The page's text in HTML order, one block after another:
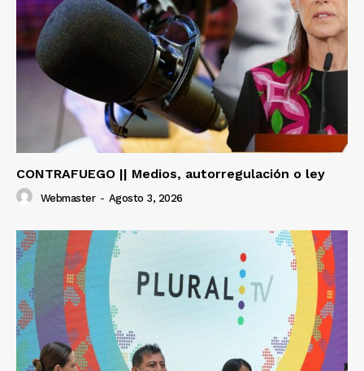
CONTRAFUEGO || Medios, autorregulación o ley
Webmaster - Agosto 3, 2026